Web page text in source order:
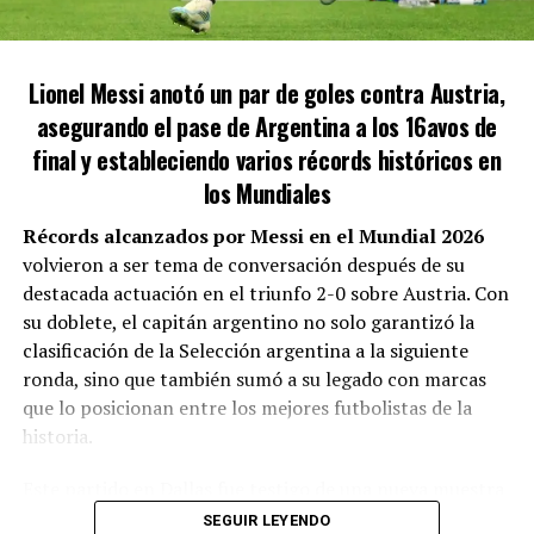
garaje. Se formó en Argentina, pero luego se olvidó
de su tierra. Cristina financió su pelea en Vélez y
ahora critica a los peronistas. Es un piojo
, declaró Castro sobre Martínez.
ENTRADAS
Este evento representa un piloto. Se han asignado 1500
localidades para los hinchas visitantes, con un costo de
$40.000 por entrada. Desde el Club Los Andes han
declarado:
«Disfrutemos juntos de esta fiesta del
fútbol, apoyando a nuestro equipo como en los
viejos tiempos».
Lionel Messi anotó un par de goles contra Austria,
asegurando el pase de Argentina a los 16avos de
final y estableciendo varios récords históricos en
los Mundiales
Récords alcanzados por Messi en el Mundial 2026
volvieron a ser tema de conversación después de su
destacada actuación en el triunfo 2-0 sobre Austria. Con
su doblete, el capitán argentino no solo garantizó la
clasificación de la Selección argentina a la siguiente
ronda, sino que también sumó a su legado con marcas
que lo posicionan entre los mejores futbolistas de la
historia.
de talento del rosarino, quien sigue sumando
SEGUIR LEYENDO